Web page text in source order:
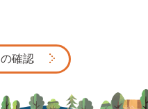
てはこちら ▷